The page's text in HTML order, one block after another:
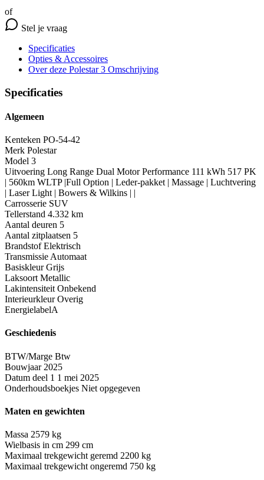
of
Stel je vraag
Specificaties
Opties & Accessoires
Over deze Polestar 3 Omschrijving
Specificaties
Algemeen
Kenteken PO-54-42
Merk Polestar
Model 3
Uitvoering Long Range Dual Motor Performance 111 kWh 517 PK
| 560km WLTP |Full Option | Leder-pakket | Massage | Luchtvering
| Laser Light | Bowers & Wilkins | |
Carrosserie SUV
Tellerstand 4.332 km
Aantal deuren 5
Aantal zitplaatsen 5
Brandstof Elektrisch
Transmissie Automaat
Basiskleur Grijs
Laksoort Metallic
Lakintensiteit Onbekend
Interieurkleur Overig
EnergielabelA
Geschiedenis
BTW/Marge Btw
Bouwjaar 2025
Datum deel 1 1 mei 2025
Onderhoudsboekjes Niet opgegeven
Maten en gewichten
Massa 2579 kg
Wielbasis in cm 299 cm
Maximaal trekgewicht geremd 2200 kg
Maximaal trekgewicht ongeremd 750 kg